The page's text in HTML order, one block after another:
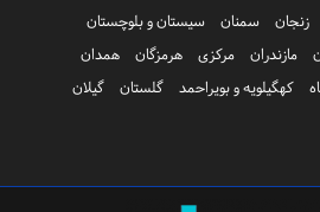
زنجان سمنان
سیستان و بلوچستان
مازندران مرکزی هرمزگان
همدان
کهگیلویه و بویراحمد گلستان
گیلان